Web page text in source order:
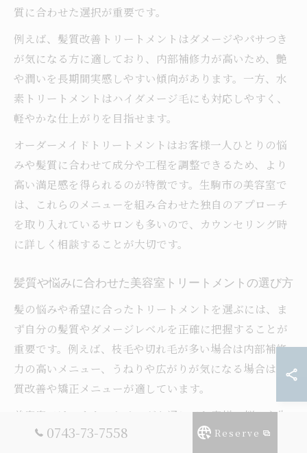
質に合わせた選択が重要です。
例えば、髪質改善トリートメントはダメージやパサつき
が気になる方に適しており、内部補修力が高いため、艶
や潤いを長期間実感しやすい傾向があります。一方、水
素トリートメントはハイダメージ毛にも対応しやすく、
軽やかな仕上がりを目指せます。
オーダーメイドトリートメントはお客様一人ひとりの悩
みや髪質に合わせて成分や工程を調整できるため、より
高い満足感を得られるのが特徴です。生駒市の美容室で
は、これらのメニューを組み合わせた独自のアプローチ
を取り入れているサロンも多いので、カウンセリング時
に詳しく相談することが大切です。
髪質や悩みに合わせた美容室トリートメントの選び方
髪の悩みや希望に合ったトリートメントを選ぶには、ま
ず自分の髪質やダメージレベルを正確に把握することが
重要です。例えば、枝毛や切れ毛が多い場合は内部補修
力の高いメニュー、うねりや広がりが気になる場合は髪
質改善や矯正メニューが適しています。
美容室では、カウンセリングを通じてお客様の悩みや生
活習慣まで細かくヒアリングし、最適なトリートメント
0743-73-7558 Reserve